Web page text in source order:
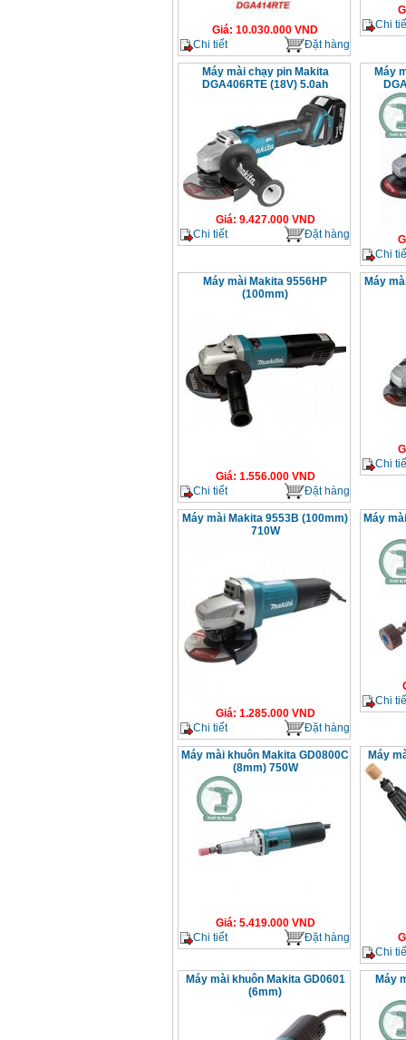
Giá: 10.030.000 VND
Chi tiết
Đặt hàng
Chi
Máy mài chạy pin Makita
DGA406RTE (18V) 5.0ah
Giá: 9.427.000VND
Chi tiết
Đặt hàng
Máy
Chi
Máy mài Makita 9556HP
(100mm)
Giá: 1.556.000VND
Chi tiết
Đặt hàng
Máy
Chi
Máy mài Makita 9553B (100mm)
710W
Giá: 1.285.000VND
Chi tiết
Đặt hàng
Máy
Chi
Máy mài khuôn Makita GD0800C
(8mm) 750W
Giá: 5.419.000VND
Chi tiết
Đặt hàng
Máy
Chi
Máy mài khuôn Makita GD0601
(6mm)
Máy